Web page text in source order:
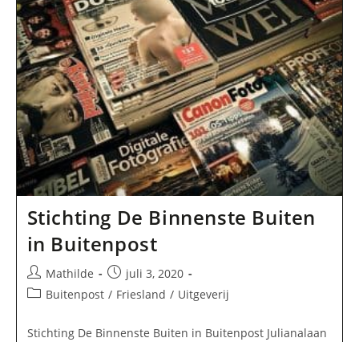
Stichting De Binnenste Buiten
in Buitenpost
Bericht
auteur:
Mathilde
Bericht
gepubliceerd
juli 3, 2020
Berichtcategorie:
Buitenpost / Friesland / Uitgeverij
Stichting De Binnenste Buiten in Buitenpost Julianalaan